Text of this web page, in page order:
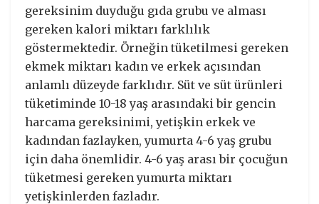
gereksinim duyduğu gıda grubu ve alması
gereken kalori miktarı farklılık
göstermektedir. Örneğin tüketilmesi gereken
ekmek miktarı kadın ve erkek açısından
anlamlı düzeyde farklıdır. Süt ve süt ürünleri
tüketiminde 10-18 yaş arasındaki bir gencin
harcama gereksinimi, yetişkin erkek ve
kadından fazlayken, yumurta 4-6 yaş grubu
için daha önemlidir. 4-6 yaş arası bir çocuğun
tüketmesi gereken yumurta miktarı
yetişkinlerden fazladır.